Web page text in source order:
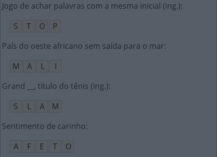
Jogo de achar palavras com a mesma inicial (ing.):
S
T O
P
País do oeste africano sem saída para o mar:
M
A L
I
Grand __, título do tênis (ing.):
S
L A
M
Sentimento de carinho:
A
F E T
O